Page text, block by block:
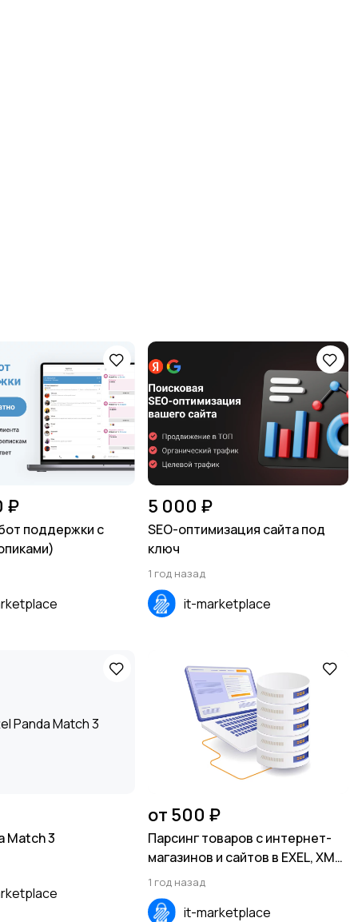
₽
поддержки с
5 000 ₽
SEO-оптимизация сайта под
ключ
1 год назад
it-marketplace
Match 3
от 500 ₽
Парсинг товаров с интернет-
магазинов и сайтов в EXEL, XML,
CSV, SQL
1 год назад
it-marketplace